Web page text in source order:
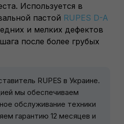
Используется в
пастой RUPES D-A
и мелких дефектов
после более грубых
RUPES в Украине.
мы обеспечиваем
обслуживание техники
гарантию 12 месяцев и